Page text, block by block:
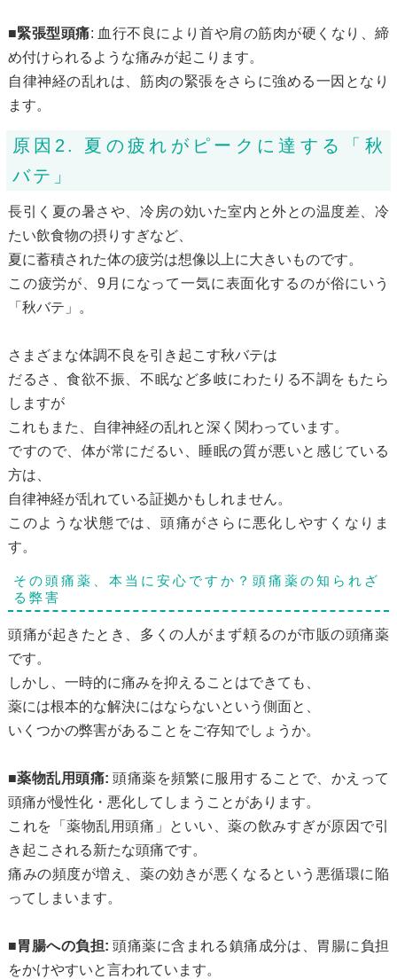
■緊張型頭痛: 血行不良により首や肩の筋肉が硬くなり、締
め付けられるような痛みが起こります。
自律神経の乱れは、筋肉の緊張をさらに強める一因となり
ます。
原因2. 夏の疲れがピークに達する「秋
バテ」
長引く夏の暑さや、冷房の効いた室内と外との温度差、冷
たい飲食物の摂りすぎなど、
夏に蓄積された体の疲労は想像以上に大きいものです。
この疲労が、9月になって一気に表面化するのが俗にいう
「秋バテ」。
さまざまな体調不良を引き起こす秋バテは
だるさ、食欲不振、不眠など多岐にわたりる不調をもたら
しますが
これもまた、自律神経の乱れと深く関わっています。
ですので、体が常にだるい、睡眠の質が悪いと感じている
方は、
自律神経が乱れている証拠かもしれません。
このような状態では、頭痛がさらに悪化しやすくなりま
す。
その頭痛薬、本当に安心ですか？頭痛薬の知られざ
る弊害
頭痛が起きたとき、多くの人がまず頼るのが市販の頭痛薬
です。
しかし、一時的に痛みを抑えることはできても、
薬には根本的な解決にはならないという側面と、
いくつかの弊害があることをご存知でしょうか。
■薬物乱用頭痛: 頭痛薬を頻繁に服用することで、かえって
頭痛が慢性化・悪化してしまうことがあります。
これを「薬物乱用頭痛」といい、薬の飲みすぎが原因で引
き起こされる新たな頭痛です。
痛みの頻度が増え、薬の効きが悪くなるという悪循環に陥
ってしまいます。
■胃腸への負担:頭痛薬に含まれる鎮痛成分は、胃腸に負担
をかけやすいと言われています。